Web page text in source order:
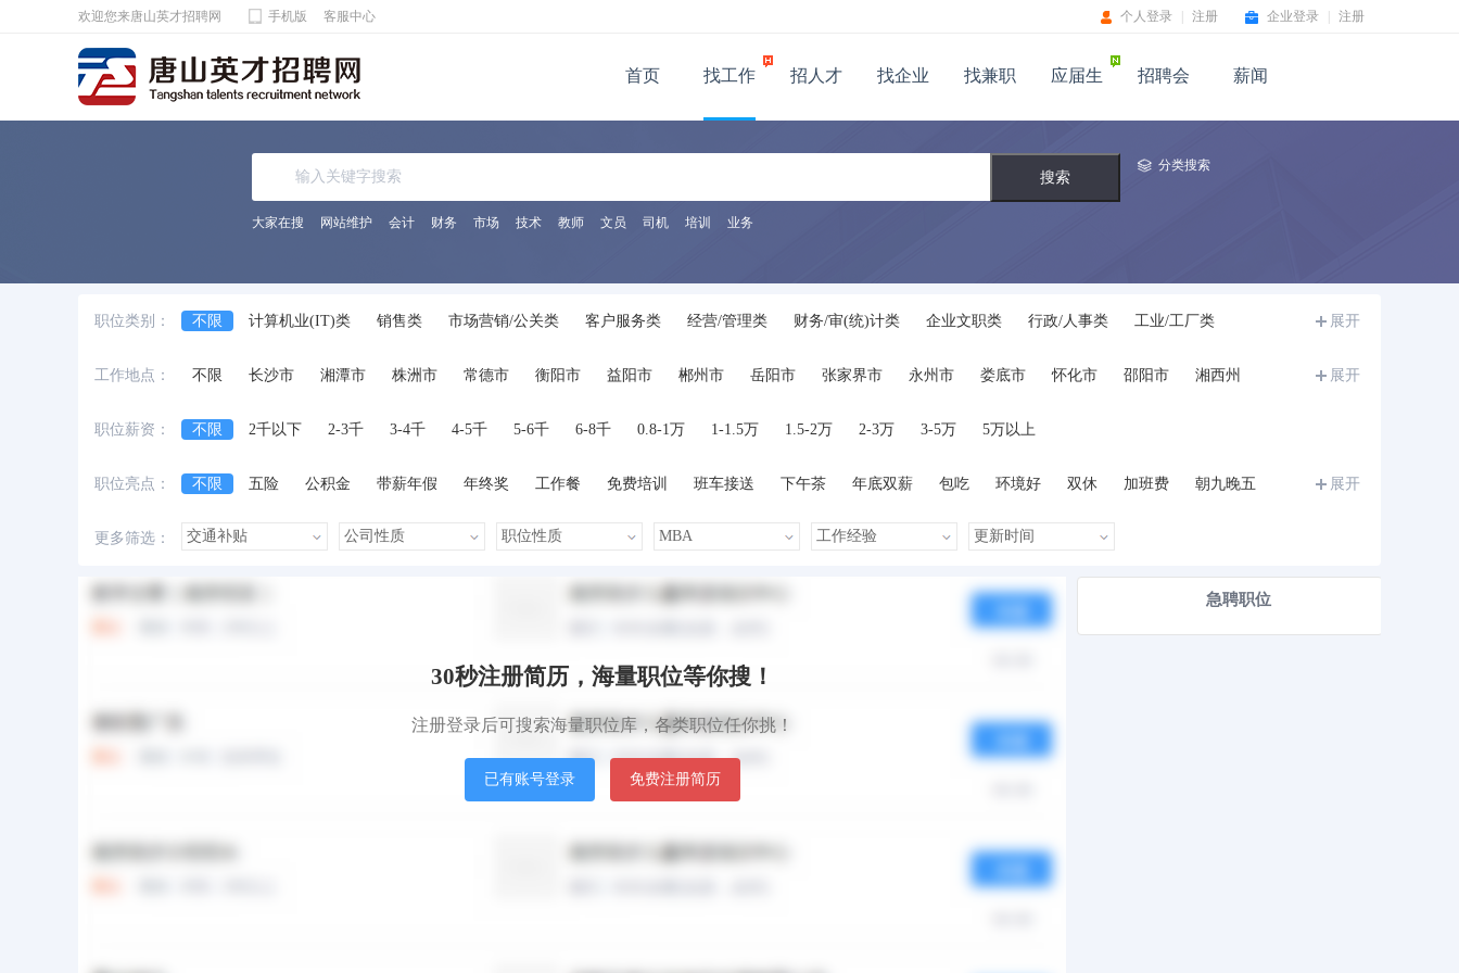
欢迎您来唐山英才招聘网 手机版 客服中心 企业登录 注册
个人登录 注册
首页 找工作 招人才 找企业 找兼职 应届生 招聘会 薪闻
分类搜索
大家在搜 网站维护 会计 财务 市场 技术 教师 文员 司机 培训 业务
职位类别： 不限 计算机业(IT)类 销售类 市场营销/公关类 客户服务类 经营/管理类 财务/审(统)计类 企业文职类 行政/人事类
工业/工厂类
化工/制药类
能源动力类 宾馆饭店/餐饮旅游类 商店/零售服务类 技工/普工类 轻工类 后勤保障类 翻译类 物流/贸易类
咨询/顾问类
法律专业人员类
影视/摄影专业类 编辑/发行类 物业管理 保安/家政/其他服务 医院/医疗/护理 汽车 科研人员
展开
工作地点： 不限 长沙市 湘潭市 株洲市 常德市 衡阳市 益阳市 郴州市 岳阳市 张家界市 永州市 娄底市 怀化市 邵阳市 湘西州 展开
职位薪资： 不限 2千以下 2-3千 3-4千 4-5千 5-6千 6-8千 0.8-1万 1-1.5万 1.5-2万 2-3万 3-5万 5万以上
职位亮点： 不限 五险 公积金 带薪年假 年终奖 工作餐 免费培训 班车接送 下午茶 年底双薪 包吃 环境好 双休 加班费
朝九晚五
展开
更多筛选：
本站职位 盟站职位 热度 月薪
30秒注册简历，海量职位等你搜！
注册登录后可搜索海量职位库，各类职位任你挑！
已有账号登录 免费注册简历
急聘职位